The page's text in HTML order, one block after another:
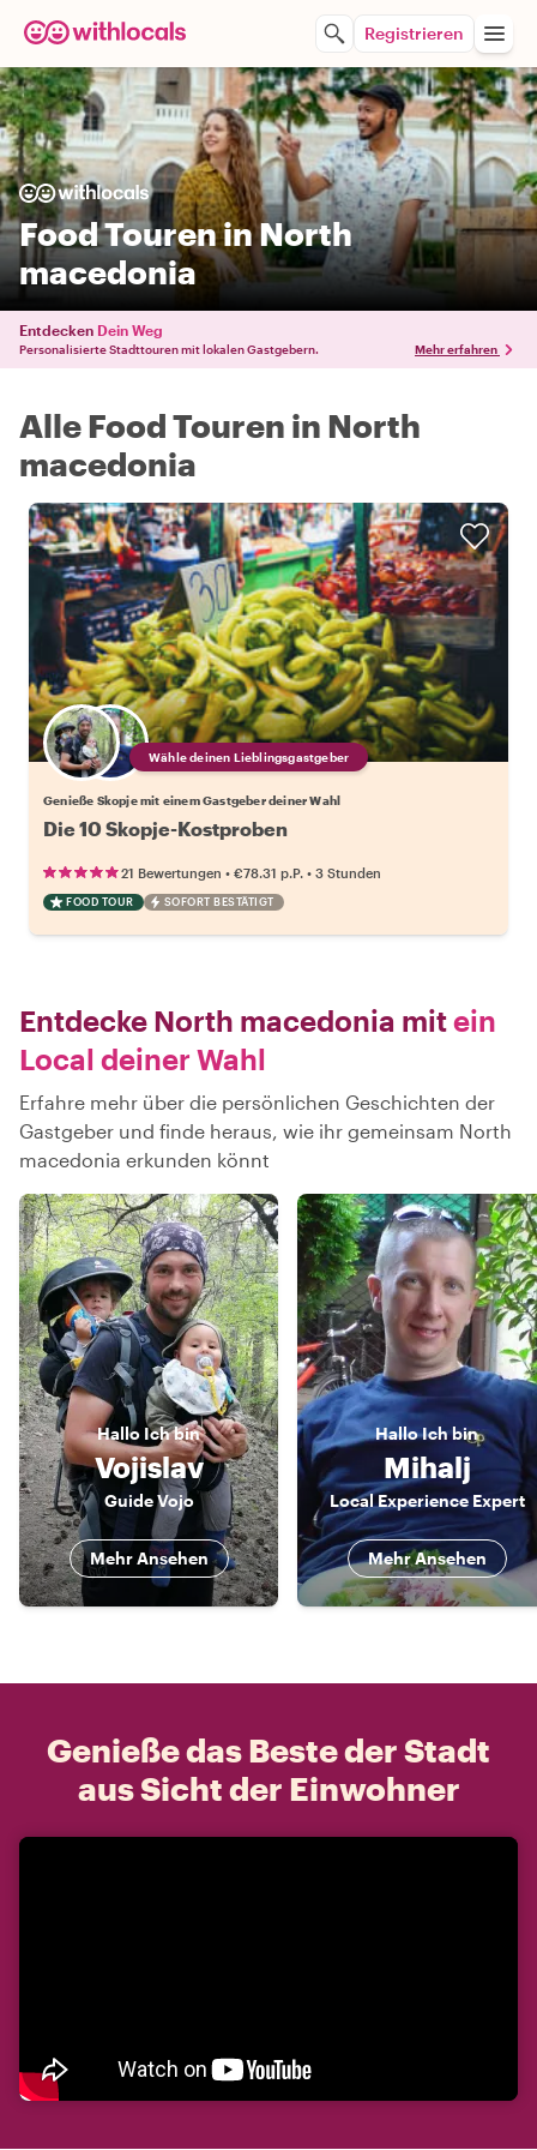
Registrieren
Food Touren in North
macedonia
Entdecken Dein Weg
Personalisierte Stadttouren mit lokalen Gastgebern. Mehr erfahren
Alle Food Touren in North
macedonia
Wähle deinen Lieblingsgastgeber
Genieße Skopje mit einem Gastgeber deiner Wahl
Die 10 Skopje-Kostproben
21 Bewertungen • €78.31 p.P. • 3 Stunden
FOOD TOUR SOFORT BESTÄTIGT
Entdecke North macedonia mitein
Local deiner Wahl
Erfahre mehr über die persönlichen Geschichten der
Gastgeber und finde heraus, wie ihr gemeinsam North
macedonia erkunden könnt
Hallo Ich bin
Vojislav
Guide Vojo
Mehr Ansehen
HalloIch bin
Mihalj
Local Experience Expert
Mehr Ansehen
Genieße das Beste der Stadt
aus Sicht der Einwohner